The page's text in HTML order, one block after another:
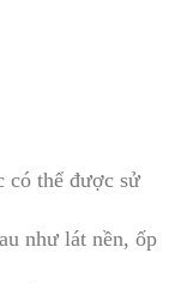
có thể được sử
như lát nền, ốp